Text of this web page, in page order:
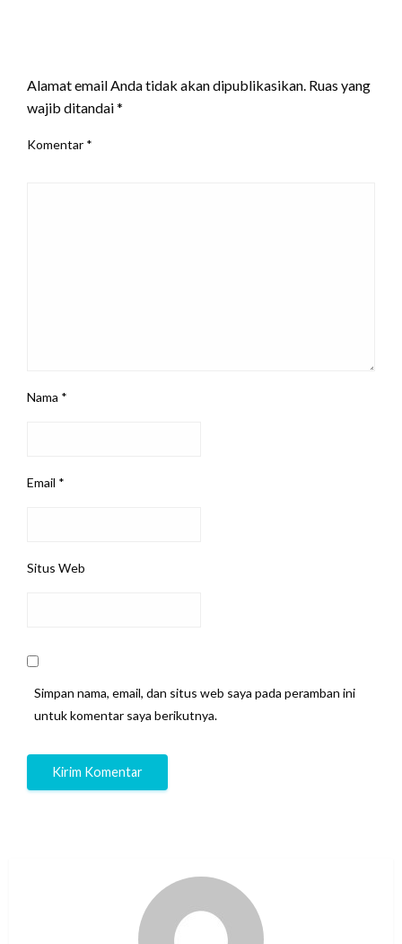
Alamat email Anda tidak akan dipublikasikan. Ruas yang
wajib ditandai*
Komentar *
Nama *
Email *
Situs Web
Simpan nama, email, dan situs web saya pada peramban ini
untuk komentar saya berikutnya.